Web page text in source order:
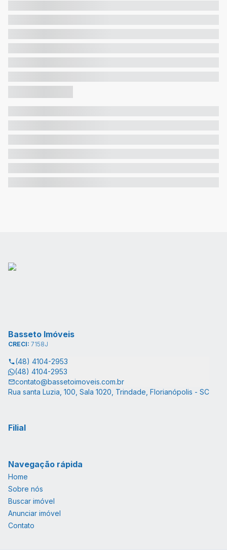
Basseto Imóveis
CRECI: 7158J
(48) 4104-2953
(48) 4104-2953
contato@bassetoimoveis.com.br
Rua santa Luzia, 100, Sala 1020, Trindade, Florianópolis - SC
Filial
Navegação rápida
Home
Sobre nós
Buscar imóvel
Anunciar imóvel
Contato